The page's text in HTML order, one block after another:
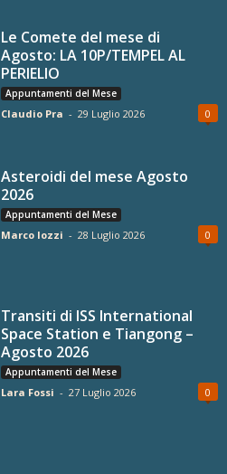
Le Comete del mese di
Agosto: LA 10P/TEMPEL AL
PERIELIO
Appuntamenti del Mese
Claudio Pra - 29 Luglio 2026 0
Asteroidi del mese Agosto
2026
Appuntamenti del Mese
Marco Iozzi - 28 Luglio 2026 0
Transiti di ISS International
Space Station e Tiangong –
Agosto 2026
Appuntamenti del Mese
Lara Fossi - 27 Luglio 2026 0